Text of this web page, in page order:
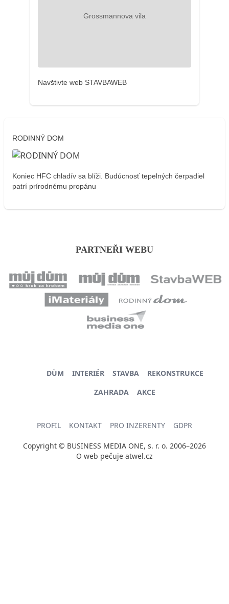
Navštivte web STAVBAWEB
RODINNÝ DOM
Koniec HFC chladív sa blíži. Budúcnosť tepelných čerpadiel
patrí prírodnému propánu
PARTNEŘI WEBU
DŮM INTERIÉR STAVBA
REKONSTRUKCE
ZAHRADA
AKCE
PROFIL KONTAKT PRO INZERENTY GDPR
Copyright © BUSINESS MEDIA ONE, s. r. o. 2006–2026